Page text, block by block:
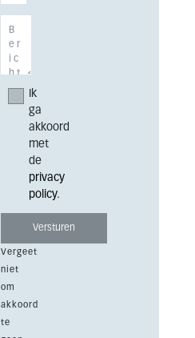
Ik
ga
akkoord
met
de
privacy
policy.
Vergeet
niet
om
akkoord
te